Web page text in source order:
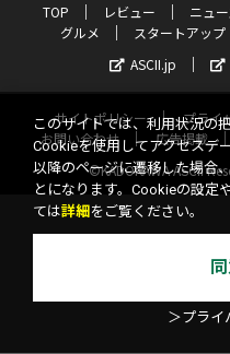
TOP レビュー ニュー
グルメ
スタートアップ
ASCII.jp
サイトポリシー プライ
お問い合わせ
広告掲載
©KADOKAWA ASCII
このサイトでは、利用状況の
Cookieを使用してアクセスデ
以降のページに遷移した場合
とになります。Cookieの設定
ては詳細 をご覧ください。
＞プライ